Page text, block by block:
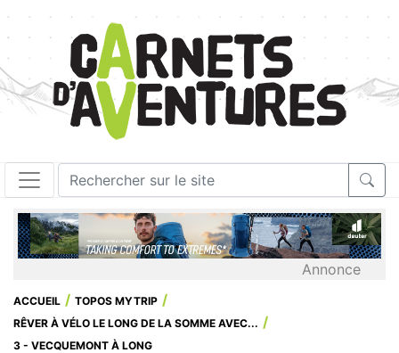
Annonce
ACCUEIL
TOPOS MYTRIP
RÊVER À VÉLO LE LONG DE LA SOMME AVEC...
3 - VECQUEMONT À LONG